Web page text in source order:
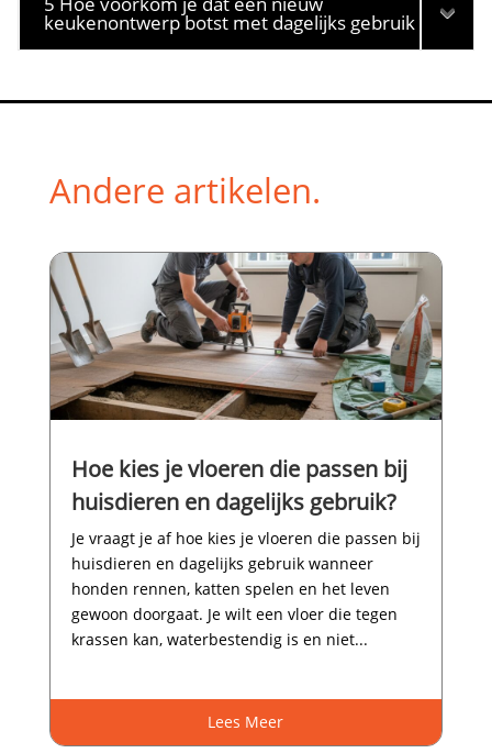
keukenontwerp botst met dagelijks gebruik
Andere artikelen.
Hoe kies je vloeren die passen bij
huisdieren en dagelijks gebruik?
Je vraagt je af hoe kies je vloeren die passen bij
huisdieren en dagelijks gebruik wanneer
honden rennen, katten spelen en het leven
gewoon doorgaat.​ Je wilt een vloer die tegen
krassen kan, waterbestendig is en niet...
Lees Meer